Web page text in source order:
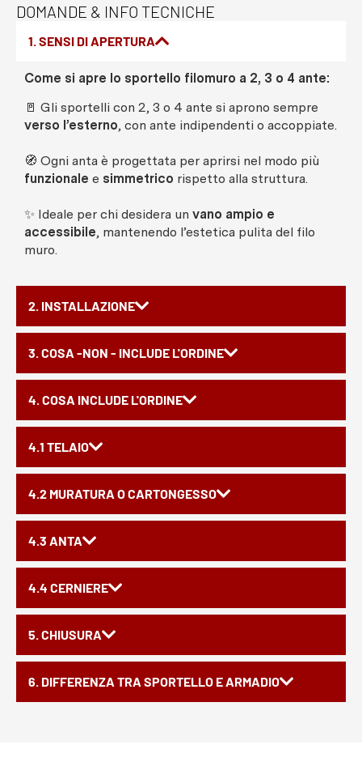
DOMANDE & INFO TECNICHE
1. SENSI DI APERTURA
2. INSTALLAZIONE
3. COSA -NON - INCLUDE L'ORDINE
4. COSA INCLUDE L'ORDINE
4.1 TELAIO
4.2 MURATURA O CARTONGESSO
4.3 ANTA
4.4 CERNIERE
5. CHIUSURA
6. DIFFERENZA TRA SPORTELLO E ARMADIO
Come si apre lo sportello filomuro a 2, 3 o 4 ante:
🚪 Gli sportelli con 2, 3 o 4 ante si aprono sempre
verso l’esterno, con ante indipendenti o accoppiate.
🧭 Ogni anta è progettata per aprirsi nel modo più
funzionale e simmetrico rispetto alla struttura.
✨ Ideale per chi desidera un vano ampio e
accessibile, mantenendo l’estetica pulita del filo
muro.